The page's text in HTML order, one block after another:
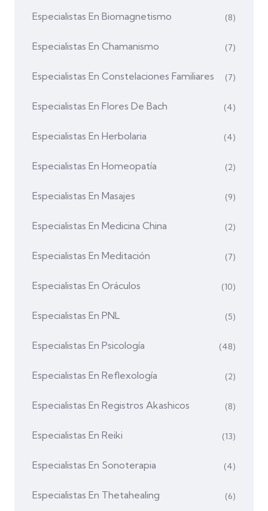
Especialistas En Biomagnetismo (8)
Especialistas En Chamanismo (7)
Especialistas En Constelaciones Familiares (7)
Especialistas En Flores De Bach (4)
Especialistas En Herbolaria (4)
Especialistas En Homeopatía (2)
Especialistas En Masajes (9)
Especialistas En Medicina China (2)
Especialistas En Meditación (7)
Especialistas En Oráculos (10)
Especialistas En PNL (5)
Especialistas En Psicología (48)
Especialistas En Reflexología (2)
Especialistas En Registros Akashicos (8)
Especialistas En Reiki (13)
Especialistas En Sonoterapia (4)
Especialistas En Thetahealing (6)